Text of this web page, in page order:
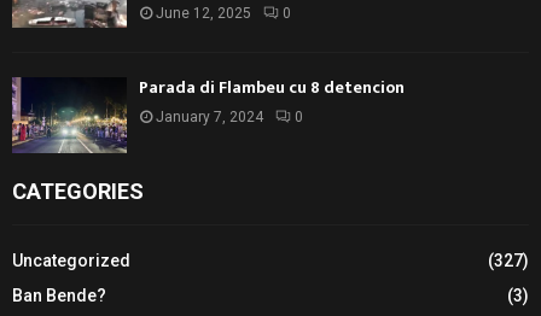
June 12, 2025 0
Parada di Flambeu cu 8 detencion
January 7, 2024 0
CATEGORIES
Uncategorized
(327)
Ban Bende?
(3)